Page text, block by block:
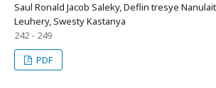
Saul Ronald Jacob Saleky, Deflin tresye
Leuhery, Swesty Kastanya
242 - 249
PDF